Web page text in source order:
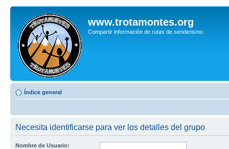
www.trotamontes.org
Compartir información de rutas de senderismo
Índice general
Necesita identificarse para ver los detalles del grupo
Nombre de Usuario: